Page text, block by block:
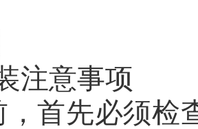
注意事项
，首先必须检